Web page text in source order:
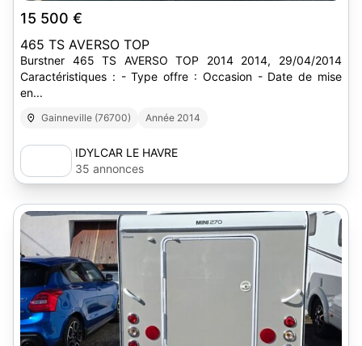
15 500 €
465 TS AVERSO TOP
Burstner 465 TS AVERSO TOP 2014 2014, 29/04/2014
Caractéristiques : - Type offre : Occasion - Date de mise
en...
Gainneville (76700) Année 2014
IDYLCAR LE HAVRE
35 annonces